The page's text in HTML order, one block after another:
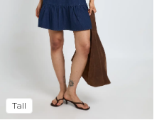
Tall